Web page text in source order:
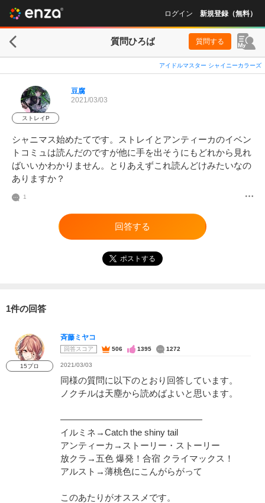
ログイン 新規登録（無料）
質問ひろば 質問する
アイドルマスター シャイニーカラーズ
ストレイP
豆腐
2021/03/03
シャニマス始めたてです。ストレイとアンティーカのイベン
トコミュは読んだのですが他に手を出そうにもどれから見れ
ばいいかわかりません。とりあえずこれ読んどけみたいなの
ありますか？
1
回答する
ポストする
1件の回答
15プロ
斉藤ミヤコ
回答スコア 506 1395 1272
2021/03/03
同様の質問に以下のとおり回答しています。
ノクチルは天塵から読めばよいと思います。
――――――――――――――――
イルミネ→Catch the shiny tail
アンティーカ→ストーリー・ストーリー
放クラ→五色 爆発！合宿 クライマックス！
アルスト→薄桃色にこんがらがって
このあたりがオススメです。